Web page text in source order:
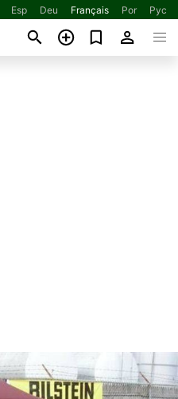
Esp Deu Français Por Рус